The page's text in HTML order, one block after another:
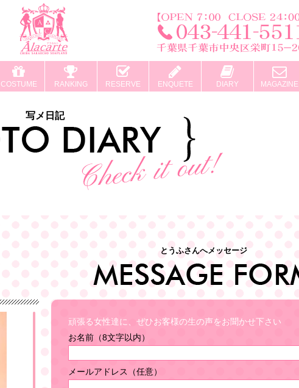
COSTUME RANKING RESERVE ENQUETE DIARY MAGAZINE
写メ日記
とうふさんへメッセージ
頑張る女性達に、ぜひお客様の生の声をお聞かせ下さい
お名前（8文字以内）
メールアドレス（任意）